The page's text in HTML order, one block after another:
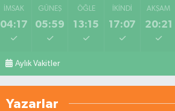
İMSAK
04:17
GÜNEŞ
05:59
ÖĞLE
13:15
İKINDI
17:07
AKŞAM
20:21
Aylık Vakitler
Yazarlar